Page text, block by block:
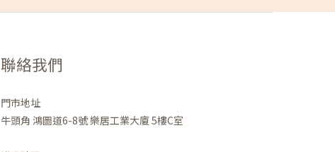
聯絡我們
門市地址
牛頭角 鴻圖道6-8號 樂居工業大廈 5樓C室